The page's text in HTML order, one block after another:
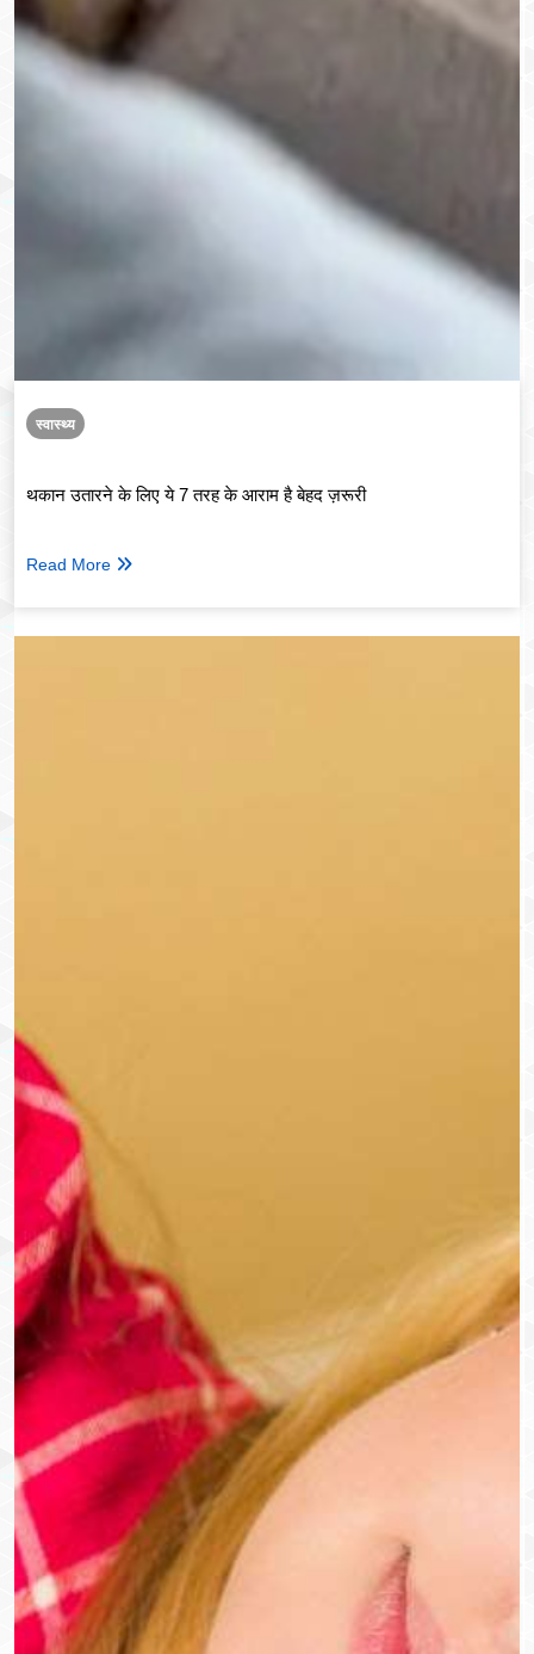
स्वास्थ्य
थकान उतारने के लिए ये 7 तरह के आराम है बेहद ज़रूरी
Read More